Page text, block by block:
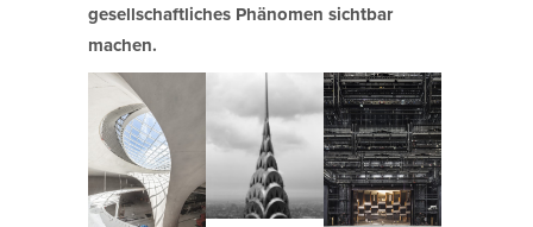
gesellschaftliches Phänomen sichtbar
machen.